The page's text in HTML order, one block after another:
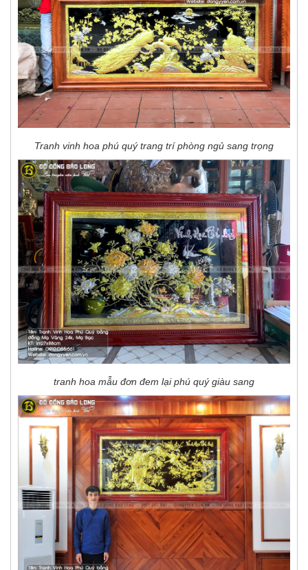
Tranh vinh hoa phú quý trang trí phòng ngủ sang trọng
tranh hoa mẫu đơn đem lại phú quý giàu sang